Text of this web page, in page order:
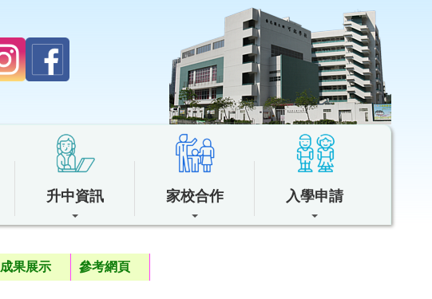
升中資訊 家校合作 入學申請
成果展示 參考網頁